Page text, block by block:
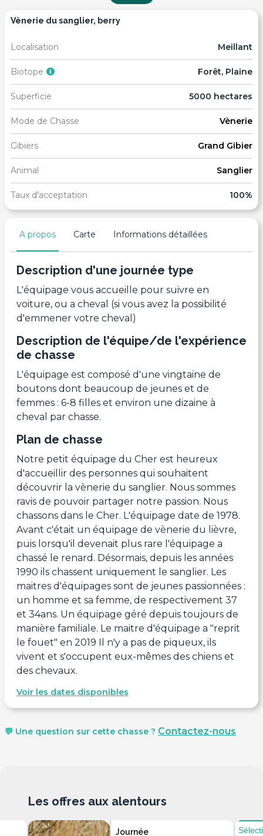
vènerie du sanglier, berry
Localisation Meillant
Biotope Forêt, Plaine
Superficie 5000 hectares
Mode de Chasse Vènerie
Gibiers Grand Gibier
Animal Sanglier
Taux d'acceptation 100%
A propos Carte Informations détaillées
Description d'une journée type
L'équipage vous accueille pour suivre en
voiture, ou a cheval (si vous avez la possibilité
d'emmener votre cheval)
Description de l'équipe/de l'expérience
de chasse
L'équipage est composé d'une vingtaine de
boutons dont beaucoup de jeunes et de
femmes : 6-8 filles et environ une dizaine à
cheval par chasse.
Plan de chasse
Notre petit équipage du Cher est heureux
d'accueillir des personnes qui souhaitent
découvrir la vènerie du sanglier. Nous sommes
ravis de pouvoir partager notre passion. Nous
chassons dans le Cher. L'équipage date de 1978.
Avant c'était un équipage de vènerie du lièvre,
puis lorsqu'il devenait plus rare l'équipage a
chassé le renard. Désormais, depuis les années
1990 ils chassent uniquement le sanglier. Les
maitres d'équipages sont de jeunes passionnées :
un homme et sa femme, de respectivement 37
et 34ans. Un équipage géré depuis toujours de
manière familiale. Le maitre d'équipage a "reprit
le fouet" en 2019 Il n'y a pas de piqueux, ils
vivent et s'occupent eux-mêmes des chiens et
des chevaux.
Voir les dates disponibles
💬 Une question sur cette chasse ? Contactez-nous
Journée
Les offres aux alentours